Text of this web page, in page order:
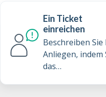
Ein Ticket
einreichen
Beschreiben Sie
Anliegen, indem
das